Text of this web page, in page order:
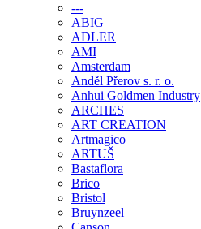
---
ABIG
ADLER
AMI
Amsterdam
Anděl Přerov s. r. o.
Anhui Goldmen Industry
ARCHES
ART CREATION
Artmagico
ARTUŠ
Bastaflora
Brico
Bristol
Bruynzeel